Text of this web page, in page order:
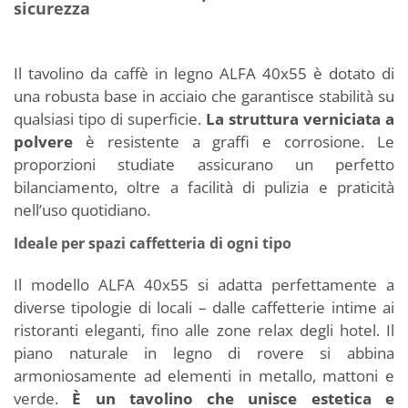
sicurezza
Il tavolino da caffè in legno ALFA 40x55 è dotato di
una robusta base in acciaio che garantisce stabilità su
qualsiasi tipo di superficie. La struttura verniciata a
polvere è resistente a graffi e corrosione. Le
proporzioni studiate assicurano un perfetto
bilanciamento, oltre a facilità di pulizia e praticità
nell’uso quotidiano.
Ideale per spazi caffetteria di ogni tipo
Il modello ALFA 40x55 si adatta perfettamente a
diverse tipologie di locali – dalle caffetterie intime ai
ristoranti eleganti, fino alle zone relax degli hotel. Il
piano naturale in legno di rovere si abbina
armoniosamente ad elementi in metallo, mattoni e
verde. È un tavolino che unisce estetica e